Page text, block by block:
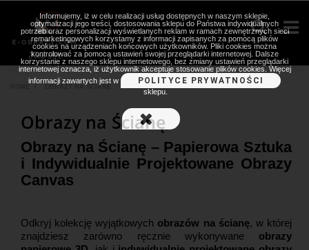
OBRAZY NA ŚCIANĘ
Obrazy na Ścianę
Obrazy na Ścianę – Papierowa Sztuka
i Indywidualnie Projektowane Obrazy
Canvas
Odkryj kolekcję wyjątkowych obrazów na ścianę, w której
znajdziesz zarówno ręcznie wykonywane obrazy
Informujemy, iż w celu realizacji usług dostępnych w naszym sklepie,
optymalizacji jego treści, dostosowania sklepu do Państwa indywidualnych
potrzeb oraz personalizacji wyświetlanych reklam w ramach zewnętrznych sieci
remarketingowych korzystamy z informacji zapisanych za pomocą plików
cookies na urządzeniach końcowych użytkowników. Pliki cookies można
kontrolować za pomocą ustawień swojej przeglądarki internetowej. Dalsze
korzystanie z naszego sklepu internetowego, bez zmiany ustawień przeglądarki
internetowej oznacza, iż użytkownik akceptuje stosowanie plików cookies. Więcej
informacji zawartych jest w
POLITYCE PRYWATNOŚCI
sklepu.